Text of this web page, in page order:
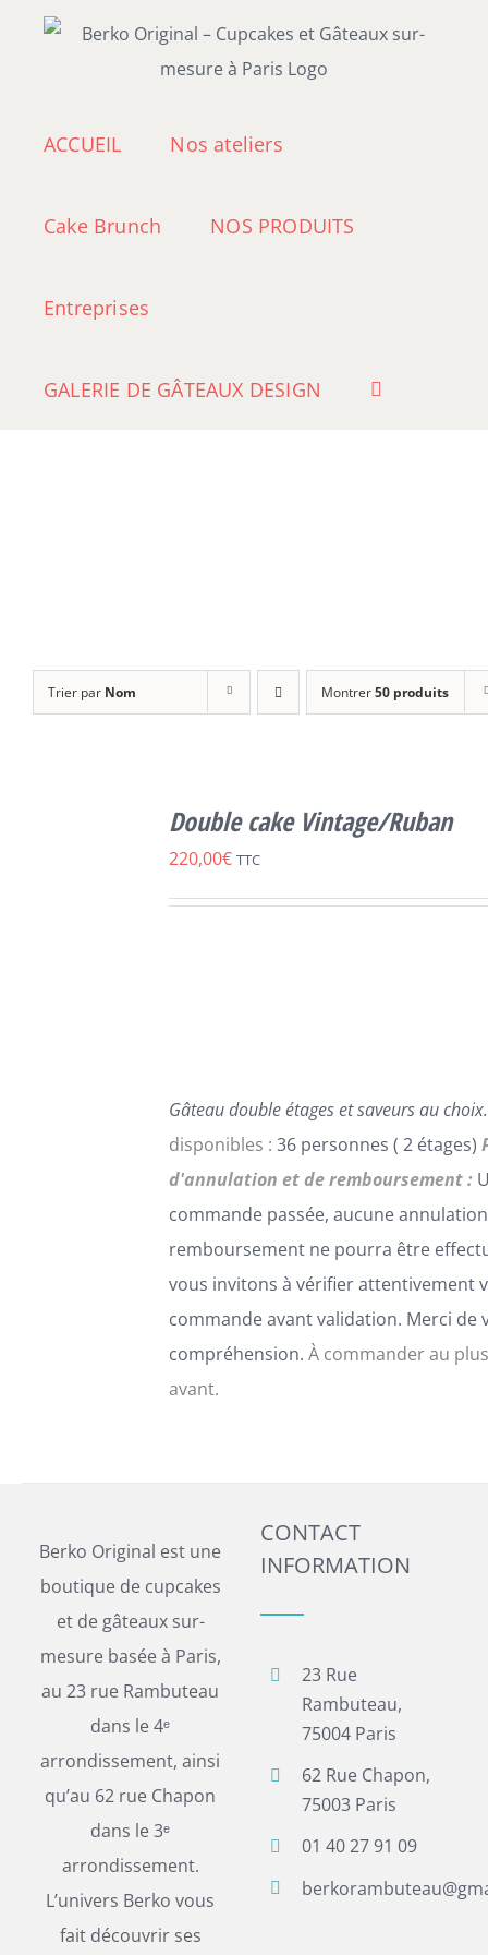
Passer
ACCUEIL Nos ateliers
Cake Brunch NOS PRODUITS
Entreprises
GALERIE DE GÂTEAUX DESIGN
Trier par Nom Montrer50 produits
Double cake Vintage/Ruban
220,00€ TTC
Gâteau double étages et saveurs au choix.
disponibles : 36 personnes ( 2 étages)
d'annulation et de remboursement :
commande passée, aucune
remboursement ne pourra être
vous invitons à vérifier attentivement
commande avant validation. Merci de
compréhension. À commander au
avant.
Berko Original est une
boutique de cupcakes
et de gâteaux sur-
mesure basée à Paris,
au 23 rue Rambuteau
dans le 4ᵉ
arrondissement, ainsi
qu’au 62 rue Chapon
dans le 3ᵉ
arrondissement.
L’univers Berko vous
fait découvrir ses
CONTACT
INFORMATION
23 Rue
Rambuteau,
75004 Paris
62 Rue Chapon,
75003 Paris
01 40 27 91 09